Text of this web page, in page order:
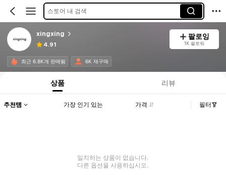
스토어 내 검색
xingxing
4.91
팔로잉
1K 팔로워
최근 6.8K개 판매됨 6K 재구매
상품 리뷰
추천템 가장 인기 있는 가격 필터
일치하는 상품이 없습니다.
다른 옵션을 사용하십시오.